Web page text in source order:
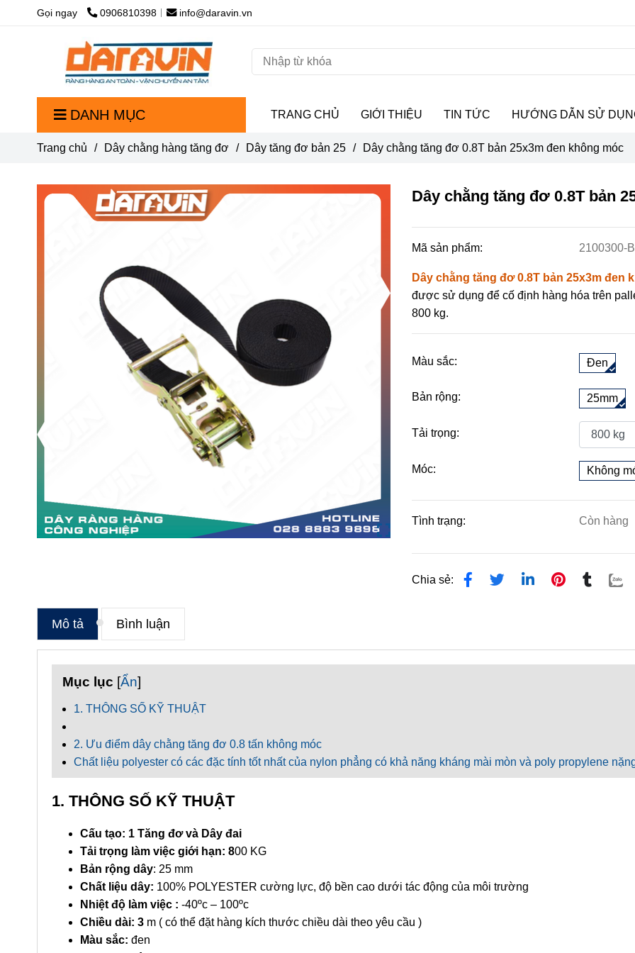
Gọi ngay 0906810398 info@daravin.vn
DANH MỤC TRANG CHỦ GIỚI THIỆU TIN TỨC HƯỚNG DẪN SỬ
Trang chủ / Dây chằng hàng tăng đơ / Dây tăng đơ bản 25 / Dây chằng tăng đơ 0.8T bản 25x3m đen không móc
Dây chằng tăng đơ 0.8T bản
Mã sản phẩm: 2100300-B
Dây chằng tăng đơ 0.8T bản 25x3m đen
được sử dụng để cố định hàng hóa trên
800 kg.
Màu sắc: Đen
Bản rộng: 25mm
Tải trọng:
Móc: Không
Tình trạng: Còn hàng
Chia sẻ:
Mô tả Bình luận
Mục lục [Ẩn]
1. THÔNG SỐ KỸ THUẬT
2. Ưu điểm dây chằng tăng đơ 0.8 tấn không móc
Chất liệu polyester có các đặc tính tốt nhất của nylon phẳng có khả năng kháng mài mòn và poly propylene
1. THÔNG SỐ KỸ THUẬT
Cấu tạo: 1 Tăng đơ và Dây đai
Tải trọng làm việc giới hạn: 800 KG
Bản rộng dây: 25 mm
Chất liệu dây: 100% POLYESTER cường lực, độ bền cao dưới tác động của môi trường
Nhiệt độ làm việc : -40ºc – 100ºc
Chiều dài: 3 m ( có thể đặt hàng kích thước chiều dài theo yêu cầu )
Màu sắc: đen